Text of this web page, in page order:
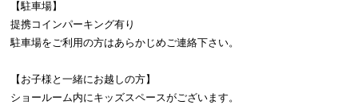
【駐車場】
提携コインパーキング有り
駐車場をご利用の方はあらかじめご連絡下さい。
【お子様と一緒にお越しの方】
ショールーム内にキッズスペースがございます。